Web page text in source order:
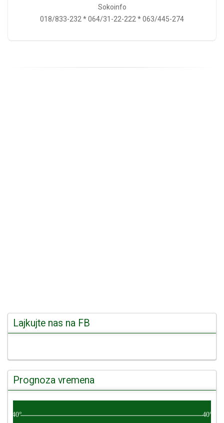
Sokoinfo
018/833-232 * 064/31-22-222 * 063/445-274
Lajkujte nas na FB
Prognoza vremena